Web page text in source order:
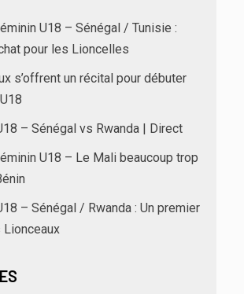
U18 – Sénégal / Tunisie :
pour les Lioncelles
s’offrent un récital pour débuter
– Sénégal vs Rwanda | Direct
U18 – Le Mali beaucoup trop
– Sénégal / Rwanda : Un premier